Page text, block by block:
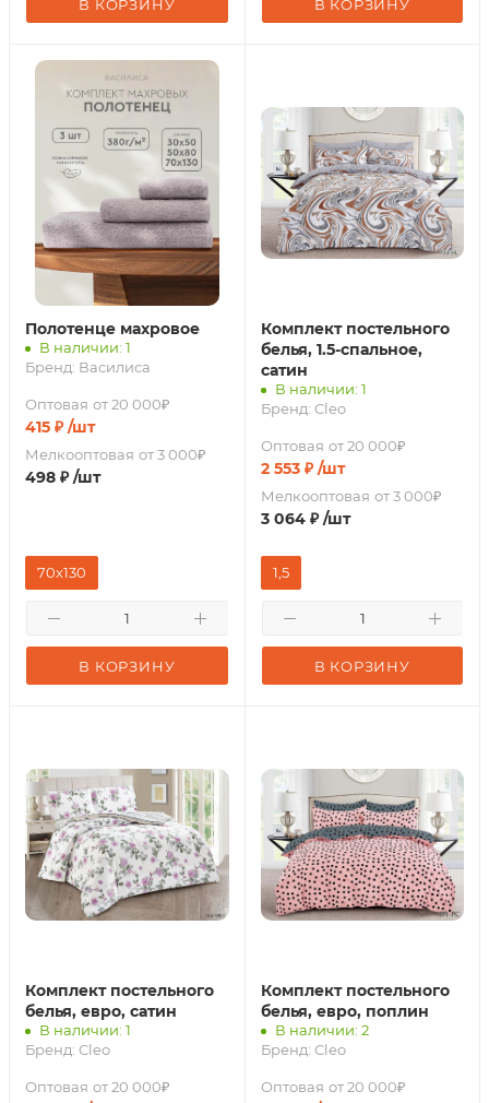
В КОРЗИНУ В КОРЗИНУ
Полотенце махровое
В наличии: 1
Бренд: Василиса
Оптовая от 20 000₽
415 ₽ /шт
Мелкооптовая от 3 000₽
498 ₽ /шт
В КОРЗИНУ
70х130
Комплект постельного
белья, 1.5-спальное,
сатин
В наличии: 1
Бренд: Cleo
Оптовая от 20 000₽
2 553₽ /шт
Мелкооптовая от 3 000₽
3 064₽ /шт
В КОРЗИНУ
1,5
Комплект постельного
белья, евро, сатин
В наличии: 1
Бренд: Cleo
Оптовая от 20 000₽
Комплект постельного
белья, евро, поплин
В наличии: 2
Бренд: Cleo
Оптовая от 20 000₽